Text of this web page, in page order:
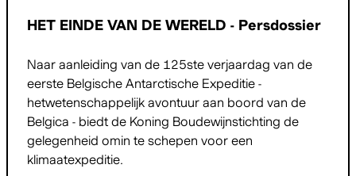
HET EINDE VAN DE WERELD - Persdossier
Naar aanleiding van de 125ste verjaardag van de
eerste Belgische Antarctische Expeditie -
hetwetenschappelijk avontuur aan boord van de
Belgica - biedt de Koning Boudewijnstichting de
gelegenheid omin te schepen voor een
klimaatexpeditie.